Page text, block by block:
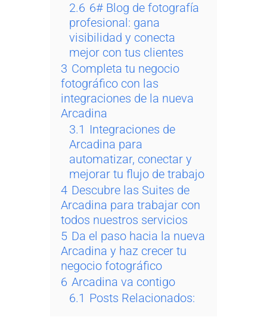
2.6 6# Blog de fotografía
profesional: gana
visibilidad y conecta
mejor con tus clientes
3 Completa tu negocio
fotográfico con las
integraciones de la nueva
Arcadina
3.1 Integraciones de
Arcadina para
automatizar, conectar y
mejorar tu flujo de trabajo
4 Descubre las Suites de
Arcadina para trabajar con
todos nuestros servicios
5 Da el paso hacia la nueva
Arcadina y haz crecer tu
negocio fotográfico
6 Arcadina va contigo
6.1 Posts Relacionados: